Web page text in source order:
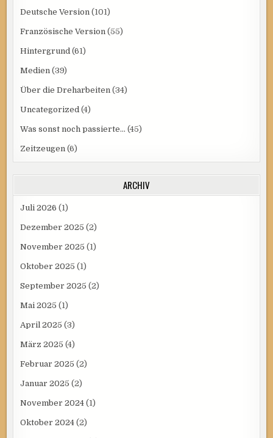
Deutsche Version (101)
Französische Version (55)
Hintergrund (61)
Medien (39)
Über die Dreharbeiten (34)
Uncategorized (4)
Was sonst noch passierte… (45)
Zeitzeugen (6)
ARCHIV
Juli 2026 (1)
Dezember 2025 (2)
November 2025 (1)
Oktober 2025 (1)
September 2025 (2)
Mai 2025 (1)
April 2025 (3)
März 2025 (4)
Februar 2025 (2)
Januar 2025 (2)
November 2024 (1)
Oktober 2024 (2)